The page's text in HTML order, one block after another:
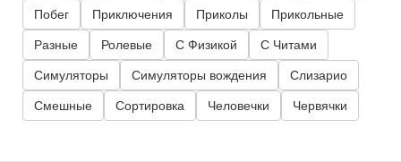
Побег Приключения Приколы Прикольные
Разные Ролевые С Физикой С Читами
Симуляторы Симуляторы вождения Слизарио
Смешные Сортировка Человечки Червячки